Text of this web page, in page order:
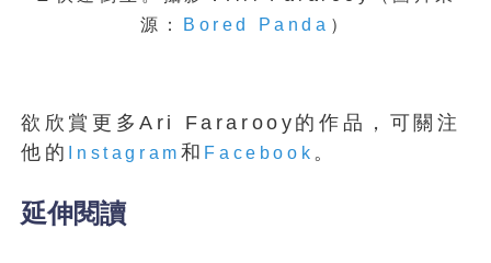
源：
Bored Panda ）
欲欣賞更多Ari Fararooy的作品，可關注
他的
Instagram 和 Facebook 。
延伸閱讀